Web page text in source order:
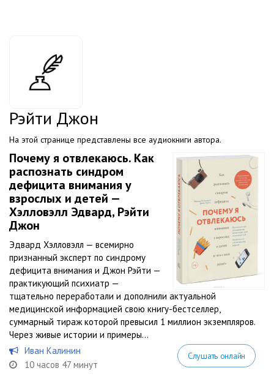
Рэйти Джон
На этой странице представлены все аудиокниги автора.
Почему я отвлекаюсь. Как
распознать синдром
дефицита внимания у
взрослых и детей —
Хэлловэлл Эдвард, Рэйти
Джон
Эдвард Хэлловэлл — всемирно
признанный эксперт по синдрому
дефицита внимания и Джон Рэйти —
практикующий психиатр —
тщательно переработали и дополнили актуальной
медицинской информацией свою книгу-бестселлер,
суммарный тираж которой превысил 1 миллион экземпляров.
Через живые истории и примеры...
Иван Калинин
10 часов 47 минут
Слушать онлайн